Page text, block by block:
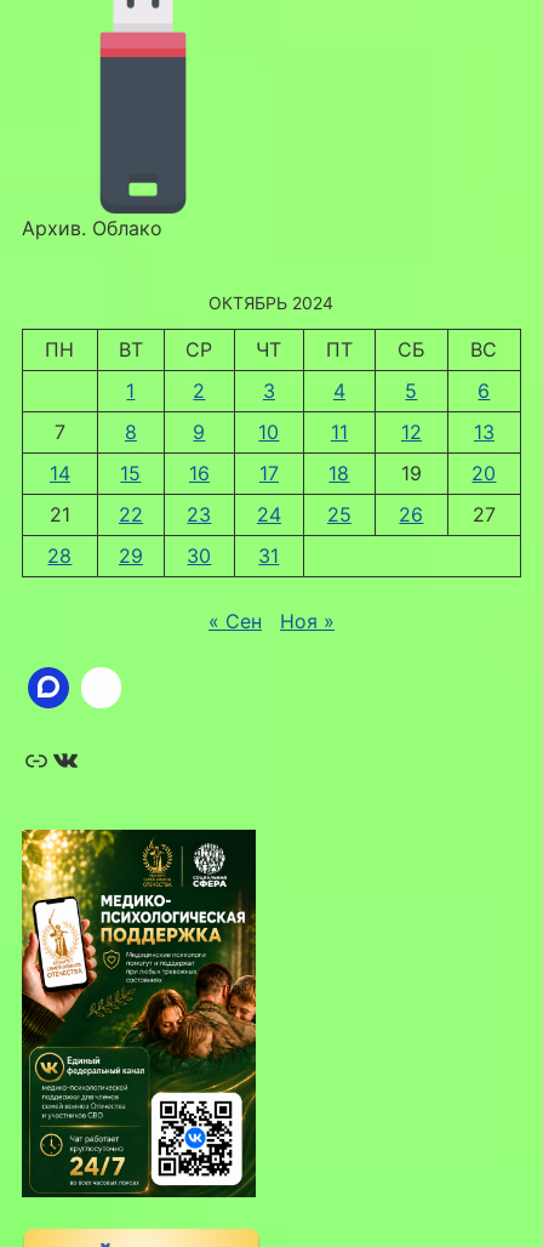
Архив. Облако
ОКТЯБРЬ 2024
ПН ВТ СР ЧТ ПТ СБ
ВС
1
2 3 4 5
6
7
8 9 10 11 12
13
14
15 16 17 18 19
20
21
22 23 24 25 26
27
28
29 30 31
« Сен Ноя »
Ссылка